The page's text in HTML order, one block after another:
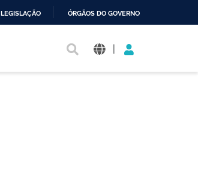
LEGISLAÇÃO ÓRGÃOS DO GOVERNO
|